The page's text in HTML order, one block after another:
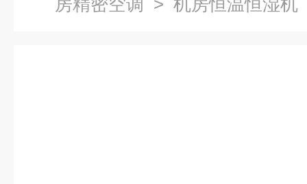
房精密空调
> 机房恒温恒湿机